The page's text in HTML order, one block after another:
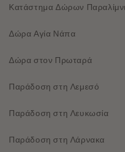
Κατάστημα Δώρων Παραλίμνι
Δώρα Αγία Νάπα
Δώρα στον Πρωταρά
Παράδοση στη Λεμεσό
Παράδοση στη Λευκωσία
Παράδοση στη Λάρνακα